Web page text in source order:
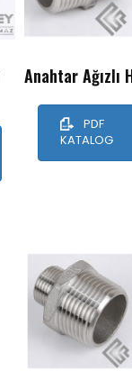
Anahtar Ağızlı
PDF
KATALOG